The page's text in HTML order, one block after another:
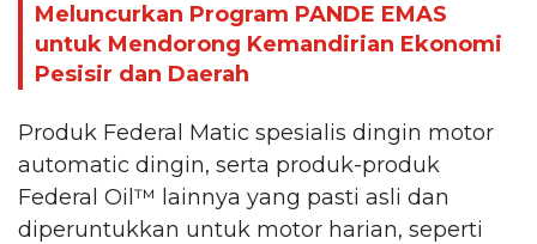
Meluncurkan Program PANDE EMAS
untuk Mendorong Kemandirian Ekonomi
Pesisir dan Daerah
Produk Federal Matic spesialis dingin motor
automatic dingin, serta produk-produk
Federal Oil™️ lainnya yang pasti asli dan
diperuntukkan untuk motor harian, seperti